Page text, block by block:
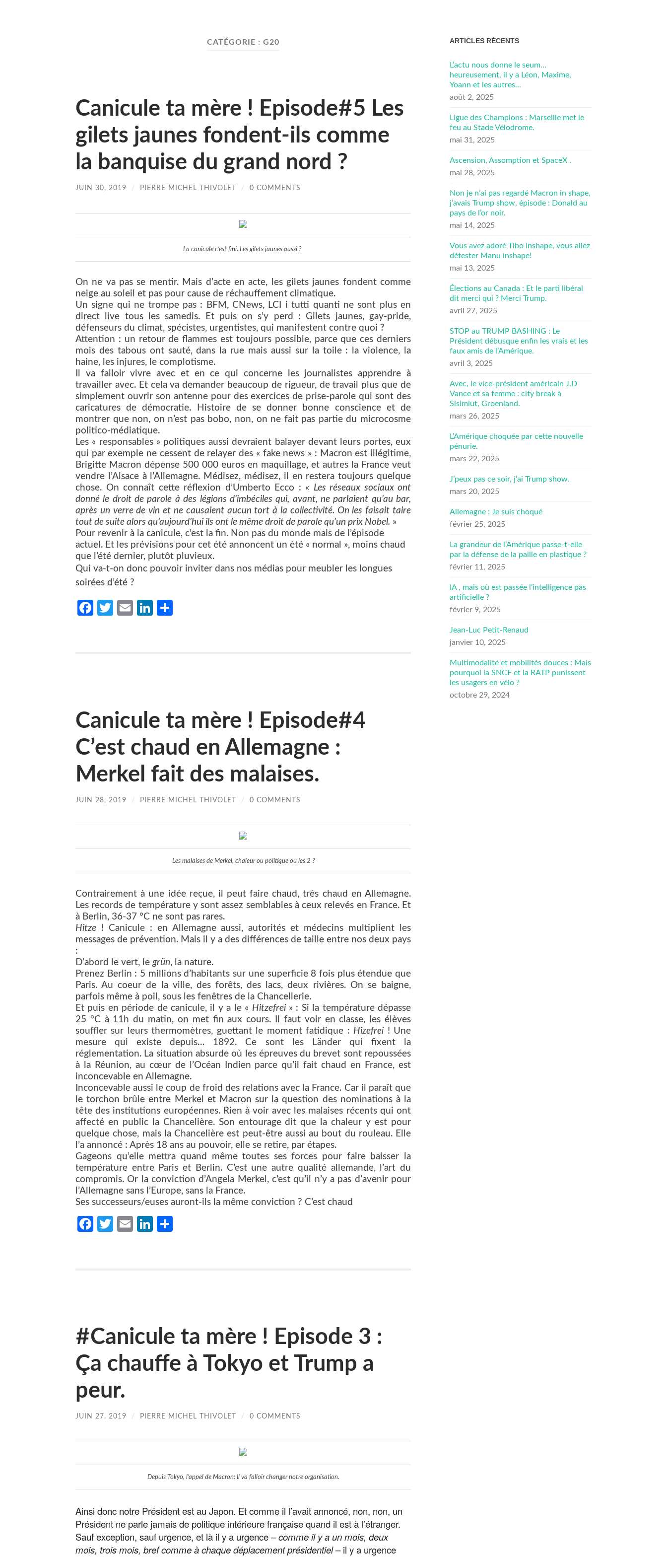
CATÉGORIE : G20
Canicule ta mère ! Episode#5 Les
gilets jaunes fondent-ils comme
la banquise du grand nord ?
JUIN 30, 2019 / PIERRE MICHEL THIVOLET / 0 COMMENTS
La canicule c’est fini. Les gilets jaunes aussi ?
On ne va pas se mentir. Mais d’acte en acte, les gilets jaunes fondent comme
neige au soleil et pas pour cause de réchauffement climatique.
Un signe qui ne trompe pas : BFM, CNews, LCI i tutti quanti ne sont plus en
direct live tous les samedis. Et puis on s’y perd : Gilets jaunes, gay-pride,
défenseurs du climat, spécistes, urgentistes, qui manifestent contre quoi ?
Attention : un retour de flammes est toujours possible, parce que ces derniers
mois des tabous ont sauté, dans la rue mais aussi sur la toile : la violence, la
haine, les injures, le complotisme.
Il va falloir vivre avec et en ce qui concerne les journalistes apprendre à
travailler avec. Et cela va demander beaucoup de rigueur, de travail plus que de
simplement ouvrir son antenne pour des exercices de prise-parole qui sont des
caricatures de démocratie. Histoire de se donner bonne conscience et de
montrer que non, on n’est pas bobo, non, on ne fait pas partie du microcosme
politico-médiatique.
Les « responsables » politiques aussi devraient balayer devant leurs portes, eux
qui par exemple ne cessent de relayer des « fake news » : Macron est illégitime,
Brigitte Macron dépense 500 000 euros en maquillage, et autres la France veut
vendre l’Alsace à l’Allemagne. Médisez, médisez, il en restera toujours quelque
chose. On connaît cette réflexion d’Umberto Ecco : « Les réseaux sociaux ont
donné le droit de parole à des légions d’imbéciles qui, avant, ne parlaient qu’au bar,
après un verre de vin et ne causaient aucun tort à la collectivité. On les faisait taire
tout de suite alors qu’aujourd’hui ils ont le même droit de parole qu’un prix Nobel. »
Pour revenir à la canicule, c’est la fin. Non pas du monde mais de l’épisode
actuel. Et les prévisions pour cet été annoncent un été « normal », moins chaud
que l’été dernier, plutôt pluvieux.
Qui va-t-on donc pouvoir inviter dans nos médias pour meubler les longues
soirées d’été ?
Facebook
Twitter
EmailLinkedIn
Canicule ta mère ! Episode#4
C’est chaud en Allemagne :
Merkel fait des malaises.
JUIN 28, 2019 / PIERRE MICHEL THIVOLET / 0 COMMENTS
Les malaises de Merkel, chaleur ou politique ou les 2 ?
Contrairement à une idée reçue, il peut faire chaud, très chaud en Allemagne.
Les records de température y sont assez semblables à ceux relevés en France. Et
à Berlin, 36-37 °C ne sont pas rares.
Hitze ! Canicule : en Allemagne aussi, autorités et médecins multiplient les
messages de prévention. Mais il y a des différences de taille entre nos deux pays
:
D’abord le vert, legrün, la nature.
Prenez Berlin : 5 millions d’habitants sur une superficie 8 fois plus étendue que
Paris. Au coeur de la ville, des forêts, des lacs, deux rivières. On se baigne,
parfois même à poil, sous les fenêtres de la Chancellerie.
Et puis en période de canicule, il y a le « Hitzefrei» : Si la température dépasse
25 °C à 11h du matin, on met fin aux cours. Il faut voir en classe, les élèves
souffler sur leurs thermomètres, guettant le moment fatidique : Hizefrei! Une
mesure qui existe depuis… 1892. Ce sont les Länder qui fixent la
réglementation. La situation absurde où les épreuves du brevet sont repoussées
à la Réunion, au cœur de l’Océan Indien parce qu’il fait chaud en France, est
inconcevable en Allemagne.
Inconcevable aussi le coup de froid des relations avec la France. Car il paraît que
le torchon brûle entre Merkel et Macron sur la question des nominations à la
tête des institutions européennes. Rien à voir avec les malaises récents qui ont
affecté en public la Chancelière. Son entourage dit que la chaleur y est pour
quelque chose, mais la Chancelière est peut-être aussi au bout du rouleau. Elle
l’a annoncé : Après 18 ans au pouvoir, elle se retire, par étapes.
Gageons qu’elle mettra quand même toutes ses forces pour faire baisser la
température entre Paris et Berlin. C’est une autre qualité allemande, l’art du
compromis. Or la conviction d’Angela Merkel, c’est qu’il n’y a pas d’avenir pour
l’Allemagne sans l’Europe, sans la France.
Ses successeurs/euses auront-ils la même conviction ? C’est chaud
Facebook
Twitter
EmailLinkedIn
#Canicule ta mère ! Episode 3 :
Ça chauffe à Tokyo et Trump a
peur.
JUIN 27, 2019 / PIERRE MICHEL THIVOLET / 0 COMMENTS
Depuis Tokyo, l’appel de Macron: Il va falloir changer notre organisation.
Ainsi donc notre Président est au Japon. Et comme il l’avait annoncé, non, non, un
Président ne parle jamais de politique intérieure française quand il est à l’étranger.
Sauf exception, sauf urgence, et là il y a urgence –comme il y a un mois, deux
mois, trois mois, bref comme à chaque déplacement présidentiel– il y a urgence
ARTICLES RÉCENTS
L’actu nous donne le seum…
heureusement, il y a Léon, Maxime,
Yoann et les autres…
août 2, 2025
Ligue des Champions : Marseille met le
feu au Stade Vélodrome.
mai 31, 2025
Ascension, Assomption et SpaceX .
mai 28, 2025
Non je n’ai pas regardé Macron in shape,
j’avais Trump show, épisode : Donald au
pays de l’or noir.
mai 14, 2025
Vous avez adoré Tibo inshape, vous allez
détester Manu inshape!
mai 13, 2025
Élections au Canada : Et le parti libéral
dit merci qui ? Merci Trump.
avril 27, 2025
STOP au TRUMP BASHING : Le
Président débusque enfin les vrais et les
faux amis de l’Amérique.
avril 3, 2025
Avec, le vice-président américain J.D
Vance et sa femme : city break à
Sisimiut, Groenland.
mars 26, 2025
L’Amérique choquée par cette nouvelle
pénurie.
mars 22, 2025
J’peux pas ce soir, j’ai Trump show.
mars 20, 2025
Allemagne : Je suis choqué
février 25, 2025
La grandeur de l’Amérique passe-t-elle
par la défense de la paille en plastique ?
février 11, 2025
IA , mais où est passée l’intelligence pas
artificielle ?
février 9, 2025
Jean-Luc Petit-Renaud
janvier 10, 2025
Multimodalité et mobilités douces : Mais
pourquoi la SNCF et la RATP punissent
les usagers en vélo ?
octobre 29, 2024